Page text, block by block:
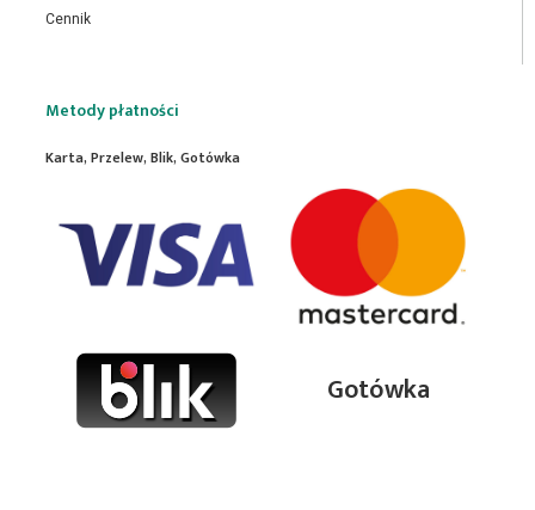
Cennik
Metody płatności
Karta, Przelew, Blik, Gotówka
Gotówka